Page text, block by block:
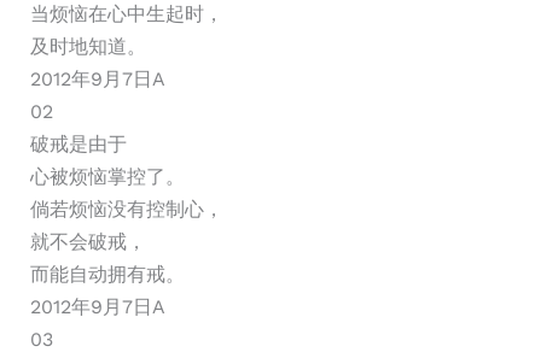
当烦恼在心中生起时，
及时地知道。
2012年9月7日A
02
破戒是由于
心被烦恼掌控了。
倘若烦恼没有控制心，
就不会破戒，
而能自动拥有戒。
2012年9月7日A
03